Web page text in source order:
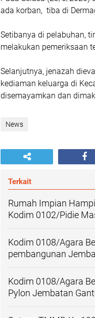
ada korban, tiba di
Setibanya di pelabuhan,
melakukan pemeriksaan
Selanjutnya, jenazah
kediaman keluarga di
disemayamkan dan
News
Terkait
Rumah Impian
Kodim 0102/Pidie
Kodim 0108/Agara
pembangunan
Kodim 0108/Agara
Pylon Jembatan